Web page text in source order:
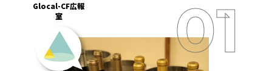
Glocal-CF広報
室